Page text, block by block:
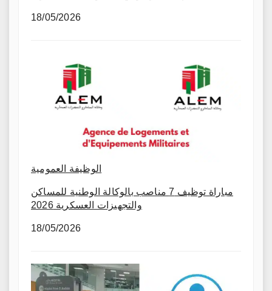
18/05/2026
الوظيفة العمومية
مباراة توظيف 7 مناصب بالوكالة الوطنية للمساكن
والتجهيزات العسكرية 2026
18/05/2026